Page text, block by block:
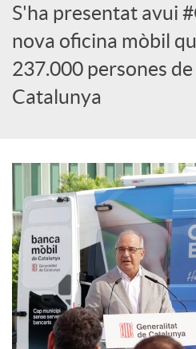
c
i
l
s
S'ha presentat avui
nova oficina mòbil
237.000 persones
Catalunya